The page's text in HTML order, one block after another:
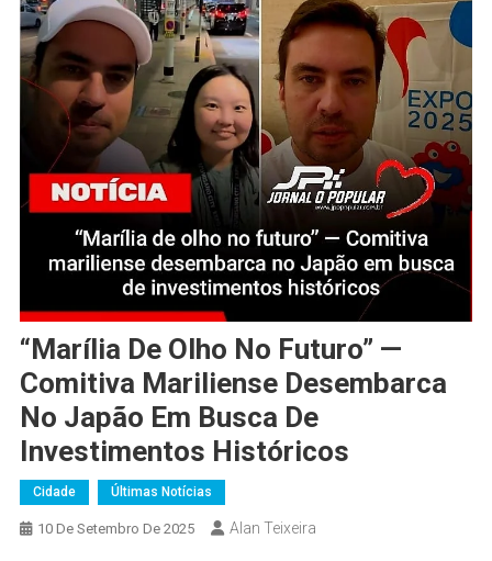
“Marília De Olho No Futuro” —
Comitiva Mariliense Desembarca
No Japão Em Busca De
Investimentos Históricos
Cidade Últimas Notícias
10 De Setembro De 2025 Alan Teixeira